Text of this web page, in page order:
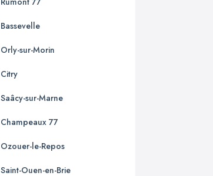
Bassevelle
Orly-sur-Morin
Citry
Saâcy-sur-Marne
Champeaux 77
Ozouer-le-Repos
Saint-Ouen-en-Brie